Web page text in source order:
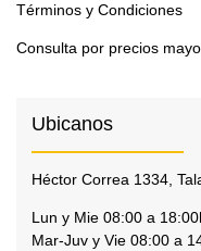
Términos y Condiciones
Consulta por precios
Ubicanos
Héctor Correa 1334,
Lun y Mie 08:00 a
Mar-Juv y Vie 08:00 a